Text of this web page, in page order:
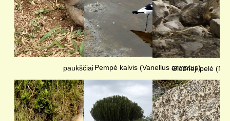
paukščiaiPempė kalvis (Vanellus armatus)
Gležnoji pelė